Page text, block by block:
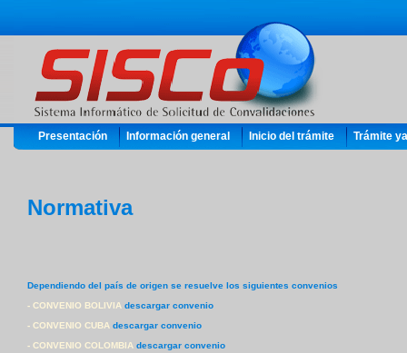
Presentación Información general Inicio del trámite Trámite
Normativa
Dependiendo del país de origen se resuelve los siguientes convenios
- CONVENIO BOLIVIA descargar convenio
- CONVENIO CUBA descargar convenio
- CONVENIO COLOMBIA descargar convenio